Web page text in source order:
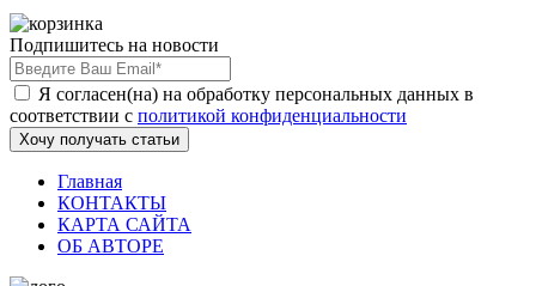
Подпишитесь на новости
Я согласен(на) на обработку персональных данных в
соответствии с политикой конфиденциальности
Хочу получать статьи
Главная
КОНТАКТЫ
КАРТА САЙТА
ОБ АВТОРЕ